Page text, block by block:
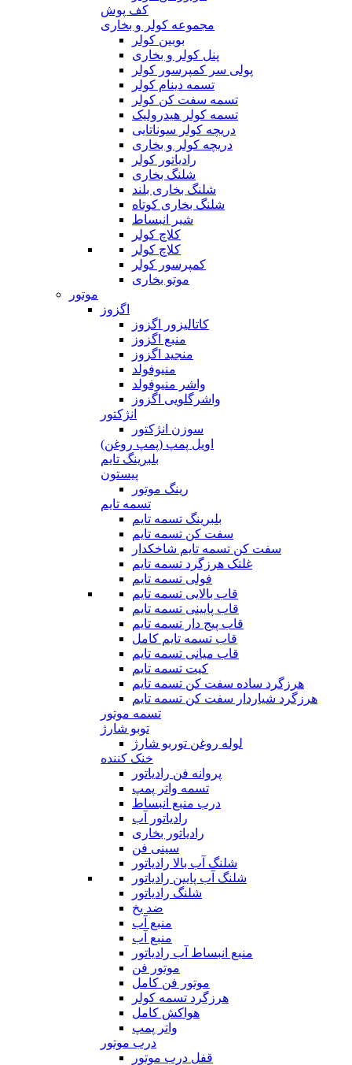
کف پوش
مجموعه کولر و بخاری
بوبین کولر
پنل کولر و بخاری
پولی سر کمپرسور کولر
تسمه دینام کولر
تسمه سفت کن کولر
تسمه کولر هیدرولیک
دریچه کولر سوناتایی
دریچه کولر و بخاری
رادیاتور کولر
شلنگ بخاری
شلنگ بخاری بلند
شلنگ بخاری کوتاه
شیر انبساط
کلاچ کولر
کلاچ کولر
کمپرسور کولر
موتو بخاری
موتور
اگزوز
کاتالیزور اگزوز
منبع اگزوز
منجید اگزوز
منیوفولد
واشر منیوفولد
واشرگلویی اگزوز
انژکتور
سوزن انژکتور
اویل پمپ (پمپ روغن)
بلبرینگ تایم
پیستون
رینگ موتور
تسمه تایم
بلبرینگ تسمه تایم
سفت کن تسمه تایم
سفت کن تسمه تایم شاخکدار
غلتک هرزگرد تسمه تایم
فولی تسمه تایم
قاب بالایی تسمه تایم
قاب پایینی تسمه تایم
قاب پیج دار تسمه تایم
قاب تسمه تایم کامل
قاب میانی تسمه تایم
کیت تسمه تایم
هرزگرد ساده سفت کن تسمه تایم
هرزگرد شیاردار سفت کن تسمه تایم
تسمه موتور
توبو شارژ
لوله روغن توربو شارژ
خنک کننده
پروانه فن رادیاتور
تسمه واتر پمپ
درب منبع انبساط
رادیاتور آب
رادیاتور بخاری
سینی فن
شلنگ آب بالا رادیاتور
شلنگ آب پایین رادیاتور
شلنگ رادیاتور
ضد یخ
منبع آب
منبع آب
منبع انبساط آب رادیاتور
موتور فن
موتور فن کامل
هرزگرد تسمه کولر
هواکش کامل
واتر پمپ
درب موتور
قفل درب موتور